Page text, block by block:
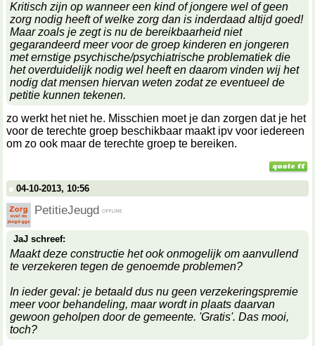
Kritisch zijn op wanneer een kind of jongere wel of geen
zorg nodig heeft of welke zorg dan is inderdaad altijd goed!
Maar zoals je zegt is nu de bereikbaarheid niet
gegarandeerd meer voor de groep kinderen en jongeren
met ernstige psychische/psychiatrische problematiek die
het overduidelijk nodig wel heeft en daarom vinden wij het
nodig dat mensen hiervan weten zodat ze eventueel de
petitie kunnen tekenen.
zo werkt het niet he. Misschien moet je dan zorgen dat je het
voor de terechte groep beschikbaar maakt ipv voor iedereen
om zo ook maar de terechte groep te bereiken.
04-10-2013, 10:56
PetitieJeugd
JaJ schreef:
Maakt deze constructie het ook onmogelijk om aanvullend
te verzekeren tegen de genoemde problemen?
In ieder geval: je betaald dus nu geen verzekeringspremie
meer voor behandeling, maar wordt in plaats daarvan
gewoon geholpen door de gemeente. 'Gratis'. Das mooi,
toch?